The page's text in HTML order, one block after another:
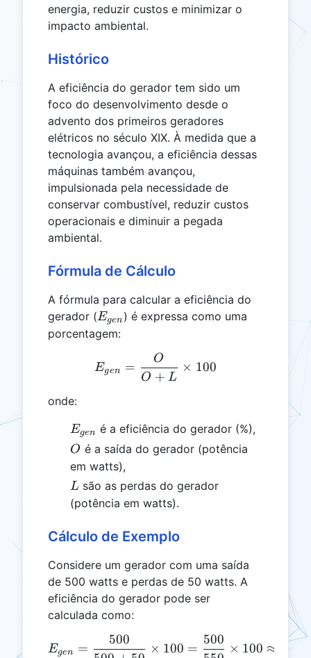
energia, reduzir custos e minimizar o
impacto ambiental.
Histórico
A eficiência do gerador tem sido um
foco do desenvolvimento desde o
advento dos primeiros geradores
elétricos no século XIX. À medida que a
tecnologia avançou, a eficiência dessas
máquinas também avançou,
impulsionada pela necessidade de
conservar combustível, reduzir custos
operacionais e diminuir a pegada
ambiental.
Fórmula de Cálculo
A fórmula para calcular a eficiência do
gerador (E_{gen}
Egen ) é expressa como uma
porcentagem:
E_{gen} = \frac{O}{O +
Egen =
O + L
O
× 100
onde:
E_{gen}
Egen é a eficiência do gerador (%),
O
O é a saída do gerador (potência
em watts),
L
L são as perdas do gerador
(potência em watts).
Cálculo de Exemplo
Considere um gerador com uma saída
de 500 watts e perdas de 50 watts. A
eficiência do gerador pode ser
calculada como:
E_{gen} =
Egen =
500
× 100 =
500
× 100 ≈